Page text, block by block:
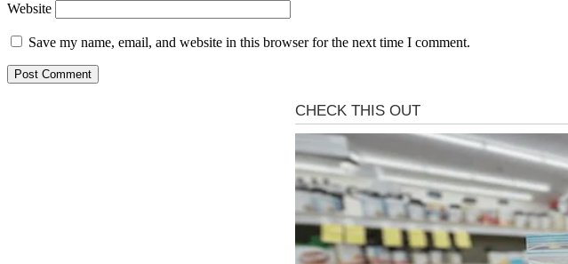
Website
Save my name, email, and website in this browser for the next time I comment.